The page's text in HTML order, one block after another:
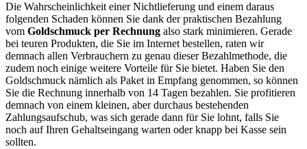
Die Wahrscheinlichkeit einer Nichtlieferung und einem daraus
folgenden Schaden können Sie dank der praktischen Bezahlung
vom Goldschmuck per Rechnung also stark minimieren. Gerade
bei teuren Produkten, die Sie im Internet bestellen, raten wir
demnach allen Verbrauchern zu genau dieser Bezahlmethode, die
zudem noch einige weitere Vorteile für Sie bietet. Haben Sie den
Goldschmuck nämlich als Paket in Empfang genommen, so können
Sie die Rechnung innerhalb von 14 Tagen bezahlen. Sie profitieren
demnach von einem kleinen, aber durchaus bestehenden
Zahlungsaufschub, was sich gerade dann für Sie lohnt, falls Sie
noch auf Ihren Gehaltseingang warten oder knapp bei Kasse sein
sollten.